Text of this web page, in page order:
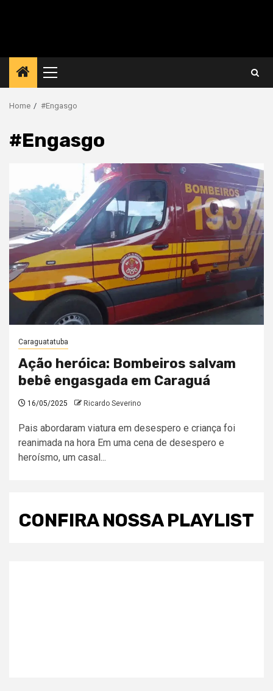
Primary
Menu
Home #Engasgo
#Engasgo
Caraguatatuba
Ação heróica: Bombeiros salvam
bebê engasgada em Caraguá
16/05/2025 Ricardo Severino
Pais abordaram viatura em desespero e criança foi
reanimada na hora Em uma cena de desespero e
heroísmo, um casal...
CONFIRA NOSSA PLAYLIST